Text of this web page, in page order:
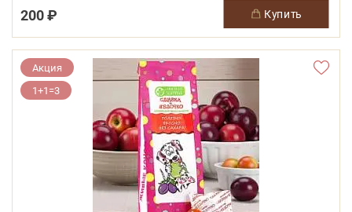
200 ₽ купить
Акция
1+1=3